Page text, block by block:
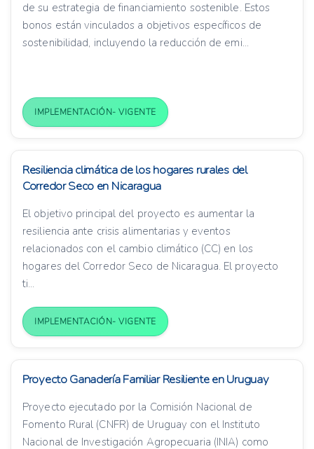
de su estrategia de financiamiento sostenible. Estos
bonos están vinculados a objetivos específicos de
sostenibilidad, incluyendo la reducción de emi...
IMPLEMENTACIÓN- VIGENTE
Resiliencia climática de los hogares rurales del
Corredor Seco en Nicaragua
El objetivo principal del proyecto es aumentar la
resiliencia ante crisis alimentarias y eventos
relacionados con el cambio climático (CC) en los
hogares del Corredor Seco de Nicaragua. El proyecto
ti...
IMPLEMENTACIÓN- VIGENTE
Proyecto Ganadería Familiar Resiliente en Uruguay
Proyecto ejecutado por la Comisión Nacional de
Fomento Rural (CNFR) de Uruguay con el Instituto
Nacional de Investigación Agropecuaria (INIA) como